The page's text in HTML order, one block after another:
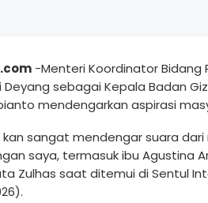
-Menteri Koordinator Bidang
sebagai Kepala Badan
mendengarkan aspirasi
sangat mendengar suara
saya, termasuk ibu Agustina
Zulhas saat ditemui di Sentul